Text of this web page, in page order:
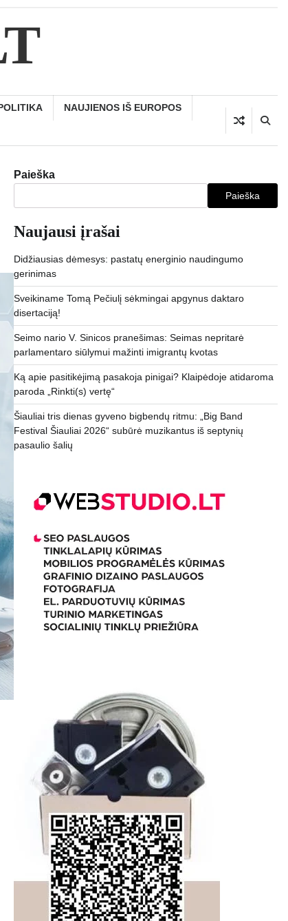
NAUJIENOS IŠ EUROPOS
Paieška
Paieška
Naujausi įrašai
Didžiausias dėmesys: pastatų energinio naudingumo
gerinimas
Sveikiname Tomą Pečiulį sėkmingai apgynus daktaro
disertaciją!
Seimo nario V. Sinicos pranešimas: Seimas nepritarė
parlamentaro siūlymui mažinti imigrantų kvotas
Ką apie pasitikėjimą pasakoja pinigai? Klaipėdoje atidaroma
paroda „Rinkti(s) vertę“
Šiauliai tris dienas gyveno bigbendų ritmu: „Big Band
Festival Šiauliai 2026“ subūrė muzikantus iš septynių
pasaulio šalių